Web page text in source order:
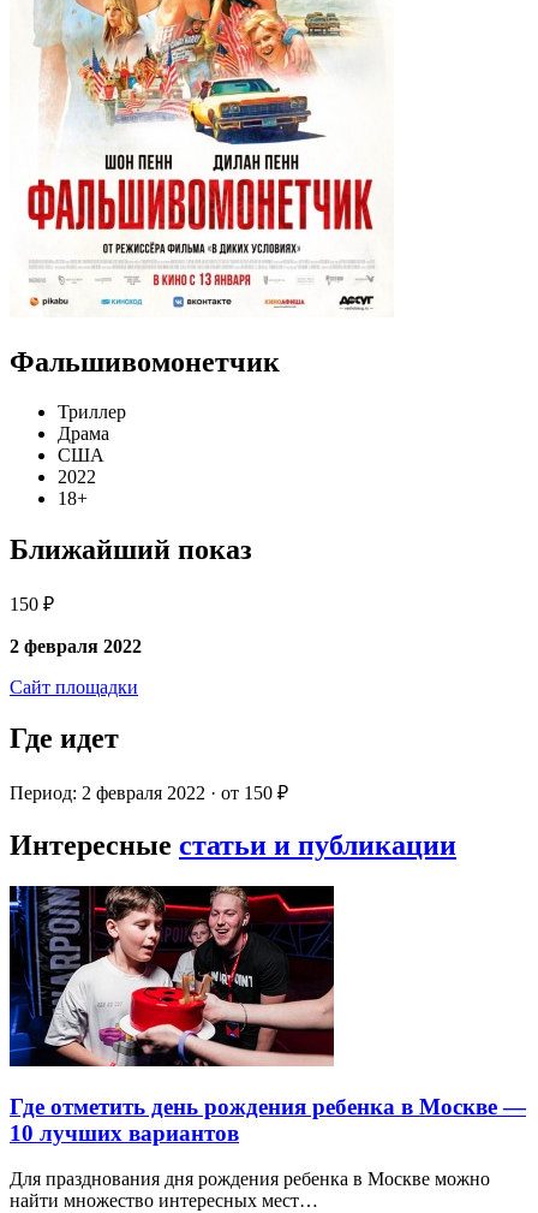
Фальшивомонетчик
Триллер
Драма
США
2022
18+
Ближайший показ
150 ₽
2 февраля 2022
Сайт площадки
Где идет
Период: 2 февраля 2022 · от 150 ₽
Интересные статьи и публикации
Где отметить день рождения ребенка в Москве —
10 лучших вариантов
Для празднования дня рождения ребенка в Москве можно
найти множество интересных мест…